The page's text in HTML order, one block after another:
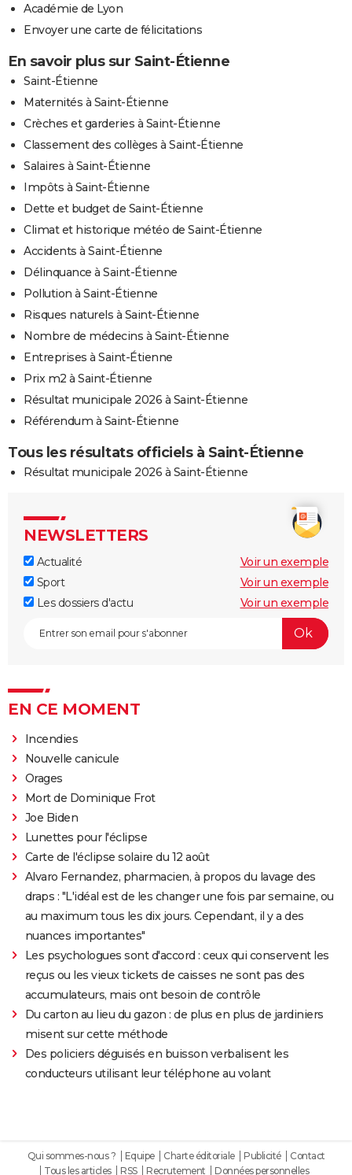
Académie de Lyon
Envoyer une carte de félicitations
En savoir plus sur Saint-Étienne
Saint-Étienne
Maternités à Saint-Étienne
Crèches et garderies à Saint-Étienne
Classement des collèges à Saint-Étienne
Salaires à Saint-Étienne
Impôts à Saint-Étienne
Dette et budget de Saint-Étienne
Climat et historique météo de Saint-Étienne
Accidents à Saint-Étienne
Délinquance à Saint-Étienne
Pollution à Saint-Étienne
Risques naturels à Saint-Étienne
Nombre de médecins à Saint-Étienne
Entreprises à Saint-Étienne
Prix m2 à Saint-Étienne
Résultat municipale 2026 à Saint-Étienne
Référendum à Saint-Étienne
Tous les résultats officiels à Saint-Étienne
Résultat municipale 2026 à Saint-Étienne
NEWSLETTERS
Actualité
Voir un exemple
Sport
Voir un exemple
Les dossiers d'actu
Voir un exemple
EN CE MOMENT
Incendies
Nouvelle canicule
Orages
Mort de Dominique Frot
Joe Biden
Lunettes pour l'éclipse
Carte de l'éclipse solaire du 12 août
Alvaro Fernandez, pharmacien, à propos du lavage des
draps : "L'idéal est de les changer une fois par semaine, ou
au maximum tous les dix jours. Cependant, il y a des
nuances importantes"
Les psychologues sont d'accord : ceux qui conservent les
reçus ou les vieux tickets de caisses ne sont pas des
accumulateurs, mais ont besoin de contrôle
Du carton au lieu du gazon : de plus en plus de jardiniers
misent sur cette méthode
Des policiers déguisés en buisson verbalisent les
conducteurs utilisant leur téléphone au volant
Qui sommes-nous ? Equipe Charte éditoriale Publicité
Contact
Tous les articles
RSS Recrutement Données personnelles